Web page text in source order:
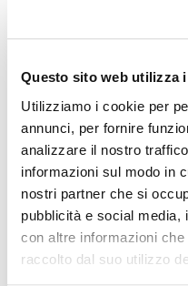
Questo sito web utilizza
Utilizziamo i cookie per
annunci, per fornire
analizzare il nostro
informazioni sul modo in
nostri partner che si
pubblicità e social media,
con altre informazioni
raccolto dal suo utilizzo
Amour
Larghezza :91cm
Profondità
cm
Finiture